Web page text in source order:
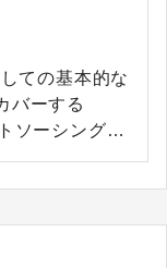
ての基本的な
バーする
ソーシング）